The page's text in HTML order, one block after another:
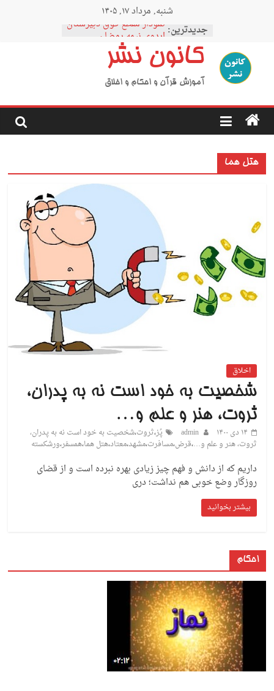
شنبه, مرداد ۱۷, ۱۴۰۵
جدیدترین: نمودار مقطع فوق دبیرستان
اردوی نیمه رمضان
اردوی نیمه شعبان
اردوی غدیر
اردوی محرم
کانون نشر
آموزش قرآن و احکام و اخلاق
هتل هما
اخلاق
شخصیت به خود است نه به پدران،
ثروت، هنر و علم و…
۱۴ دی ۱۴۰۰ admin پُز،ثروت،شخصیت به خود است نه به پدران،
ثروت، هنر و علم و…،قرض،مسافرت،مشهد،معتاد،هتل هما،همسفر،ورشکسته
داریم که از دانش و فهم چیز زیادی بهره نبرده است و از قضای
روزگار وضع خوبی هم نداشت؛ دری
بیشتر بخوانید
احکام